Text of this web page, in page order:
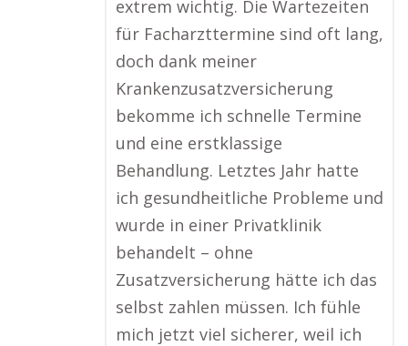
extrem wichtig. Die Wartezeiten
für Facharzttermine sind oft lang,
doch dank meiner
Krankenzusatzversicherung
bekomme ich schnelle Termine
und eine erstklassige
Behandlung. Letztes Jahr hatte
ich gesundheitliche Probleme und
wurde in einer Privatklinik
behandelt – ohne
Zusatzversicherung hätte ich das
selbst zahlen müssen. Ich fühle
mich jetzt viel sicherer, weil ich